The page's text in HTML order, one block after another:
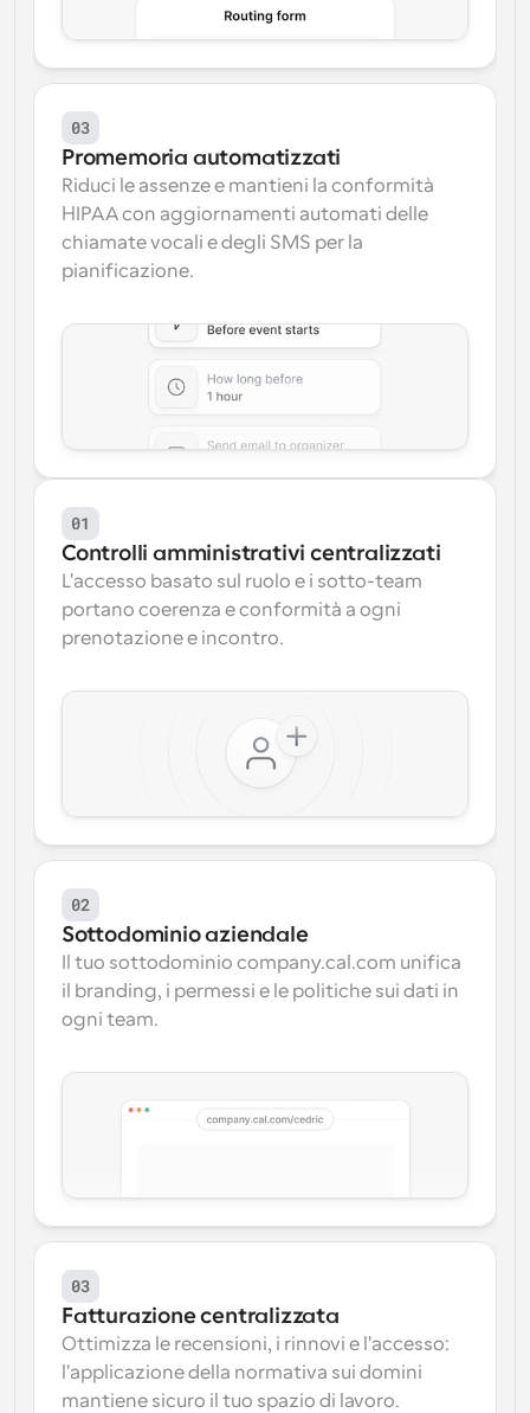
03
Promemoria automatizzati
Riduci le assenze e mantieni la conformità
HIPAA con aggiornamenti automati delle
chiamate vocali e degli SMS per la
pianificazione.
01
Controlli amministrativi centralizzati
L'accesso basato sul ruolo e i sotto-team
portano coerenza e conformità a ogni
prenotazione e incontro.
02
Sottodominio aziendale
Il tuo sottodominio company.cal.com unifica
il branding, i permessi e le politiche sui dati in
ogni team.
03
Fatturazione centralizzata
Ottimizza le recensioni, i rinnovi e l'accesso:
l'applicazione della normativa sui domini
mantiene sicuro il tuo spazio di lavoro.